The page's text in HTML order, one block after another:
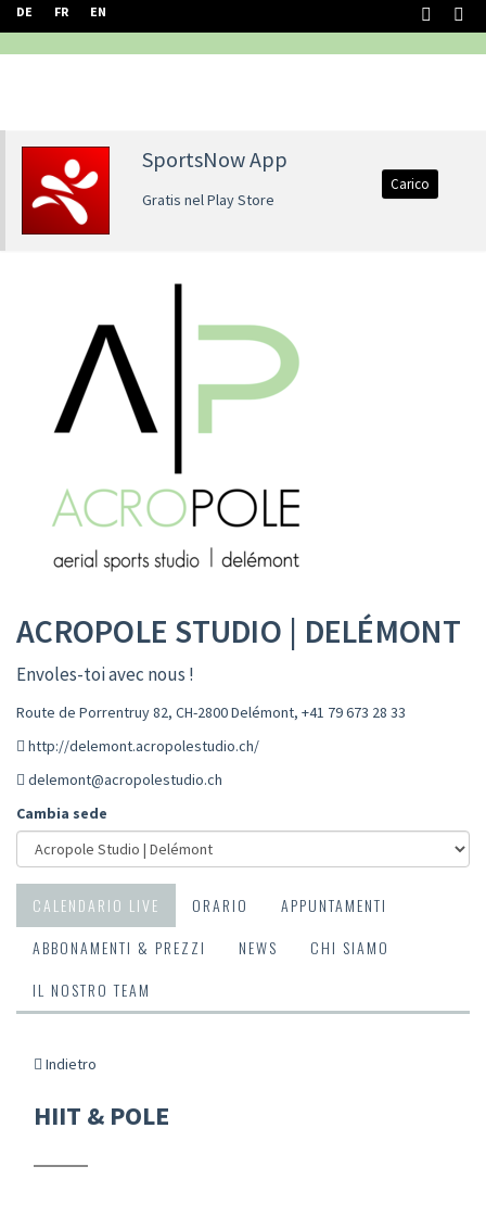
DE FR EN
SportsNow App
Gratis nel Play Store
Carico
ACROPOLE STUDIO | DELÉMONT
Envoles-toi avec nous !
Route de Porrentruy 82, CH-2800 Delémont, +41 79 673 28 33
http://delemont.acropolestudio.ch/
delemont@acropolestudio.ch
Cambia sede
CALENDARIO LIVE ORARIO
APPUNTAMENTI
ABBONAMENTI & PREZZI
NEWS
CHI SIAMO
IL NOSTRO TEAM
Indietro
HIIT & POLE